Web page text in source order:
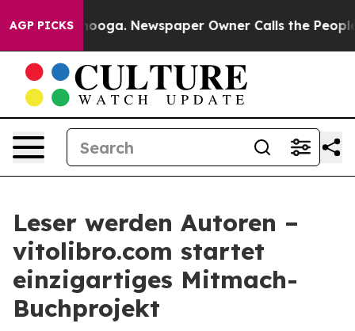
AGP PICKSNewspaper Owner Calls the People
Leser werden Autoren –
vitolibro.com startet
einzigartiges Mitmach-
Buchprojekt